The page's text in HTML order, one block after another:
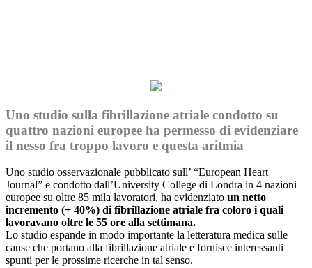
Uno studio sulla fibrillazione atriale condotto su
quattro nazioni europee ha permesso di evidenziare
il nesso fra troppo lavoro e questa aritmia
Uno studio osservazionale pubblicato sull’ “European Heart
Journal” e condotto dall’University College di Londra in 4 nazioni
europee su oltre 85 mila lavoratori, ha evidenziato un netto
incremento (+ 40%) di fibrillazione atriale fra coloro i quali
lavoravano oltre le 55 ore alla settimana.
Lo studio espande in modo importante la letteratura medica sulle
cause che portano alla fibrillazione atriale e fornisce interessanti
spunti per le prossime ricerche in tal senso.